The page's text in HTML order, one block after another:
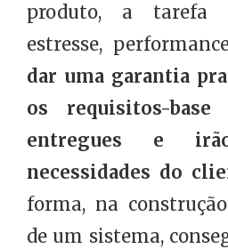
produto, a tarefa
estresse,
dar uma garantia
os requisitos-
entregues e
necessidades do
forma, na
de um sistema,